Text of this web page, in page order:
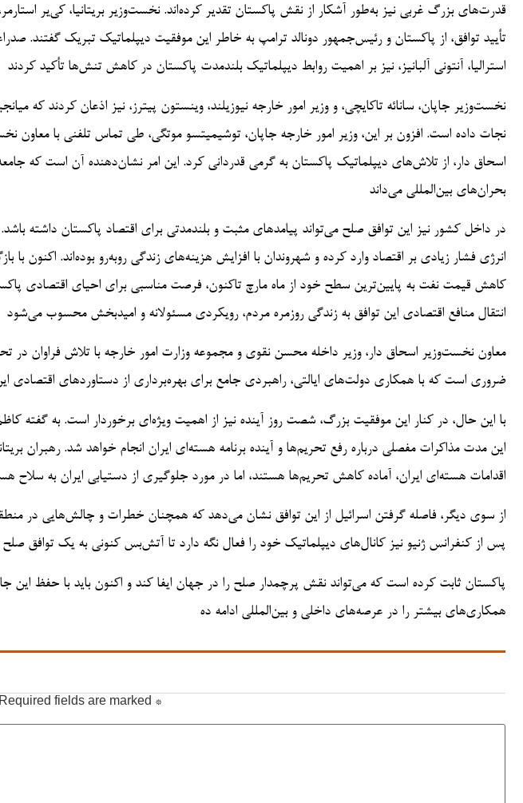
قدرت‌های بزرگ غربی نیز به‌طور آشکار از نقش پاکستان تقدیر کرده‌اند. نخست‌وزیر بریتانیا، کی‌یر
تأیید توافق، از پاکستان و رئیس‌جمهور دونالد ترامپ به خاطر این موفقیت دیپلماتیک تبریک گفتند.
استرالیا، آنتونی آلبانیز، نیز بر اهمیت روابط دیپلماتیک بلندمدت پاکستان در کاهش تنش‌ها تأکید کردند
نخست‌وزیر جاپان، سانائه تاکایچی، و وزیر امور خارجه نیوزیلند، وینستون پیترز، نیز اذعان کردند که
نجات داده است. افزون بر این، وزیر امور خارجه جاپان، توشیمیتسو موتگی، طی تماس تلفنی با معاون
اسحاق دار، از تلاش‌های دیپلماتیک پاکستان به گرمی قدردانی کرد. این امر نشان‌دهنده آن است که
بحران‌های بین‌المللی می‌داند
در داخل کشور نیز این توافق صلح می‌تواند پیامدهای مثبت و بلندمدتی برای اقتصاد پاکستان داشته
انرژی فشار زیادی بر اقتصاد وارد کرده و شهروندان با افزایش هزینه‌های زندگی روبه‌رو بوده‌اند. اکنون
کاهش قیمت نفت به پایین‌ترین سطح خود از ماه مارچ تاکنون، فرصت مناسبی برای احیای اقتصادی
انتقال منافع اقتصادی این توافق به زندگی روزمره مردم، رویکردی مسئولانه و امیدبخش محسوب می‌شود
معاون نخست‌وزیر اسحاق دار، وزیر داخله محسن نقوی و مجموعه وزارت امور خارجه با تلاش فراوان در
ضروری است که با همکاری دولت‌های ایالتی، راهبردی جامع برای بهره‌برداری از دستاوردهای اقتصادی
با این حال، در کنار این موفقیت بزرگ، شصت روز آینده نیز از اهمیت ویژه‌ای برخوردار است. به گفته
این مدت مذاکرات مفصلی درباره رفع تحریم‌ها و آینده برنامه هسته‌ای ایران انجام خواهد شد. رهبران
اقدامات هسته‌ای ایران، آماده کاهش تحریم‌ها هستند، اما در مورد جلوگیری از دستیابی ایران به
از سوی دیگر، فاصله گرفتن اسرائیل از این توافق نشان می‌دهد که همچنان خطرات و چالش‌هایی در
پس از کنفرانس ژنیو نیز کانال‌های دیپلماتیک خود را فعال نگه دارد تا آتش‌بس کنونی به یک توافق صلح
پاکستان ثابت کرده است که می‌تواند نقش پرچمدار صلح را در جهان ایفا کند و اکنون باید با حفظ این
همکاری‌های بیشتر را در عرصه‌های داخلی و بین‌المللی ادامه ده
Required fields are marked *